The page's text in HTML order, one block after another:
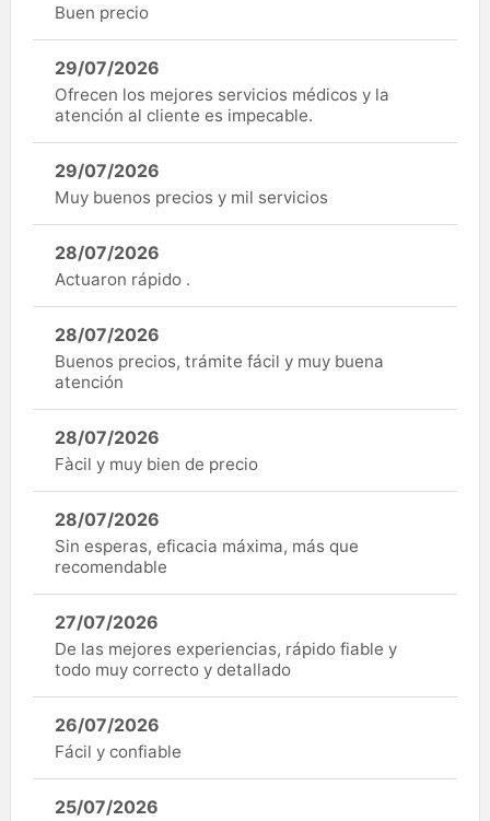
Buen precio
29/07/2026
Ofrecen los mejores servicios médicos y la
atención al cliente es impecable.
29/07/2026
Muy buenos precios y mil servicios
28/07/2026
Actuaron rápido .
28/07/2026
Buenos precios, trámite fácil y muy buena
atención
28/07/2026
Fàcil y muy bien de precio
28/07/2026
Sin esperas, eficacia máxima, más que
recomendable
27/07/2026
De las mejores experiencias, rápido fiable y
todo muy correcto y detallado
26/07/2026
Fácil y confiable
25/07/2026